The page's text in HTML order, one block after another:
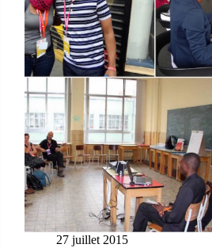
27 juillet 2015